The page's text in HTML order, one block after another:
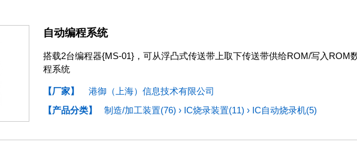
自动编程系统
搭载2台编程器{MS-01}，可从浮凸式传送带上取下传送带供给ROM/写入ROM
程系统
【厂家】
港御（上海）信息技术有限公司
【产品分类】
制造/加工装置(76) › IC烧录装置(11) › IC自动烧录机(5)